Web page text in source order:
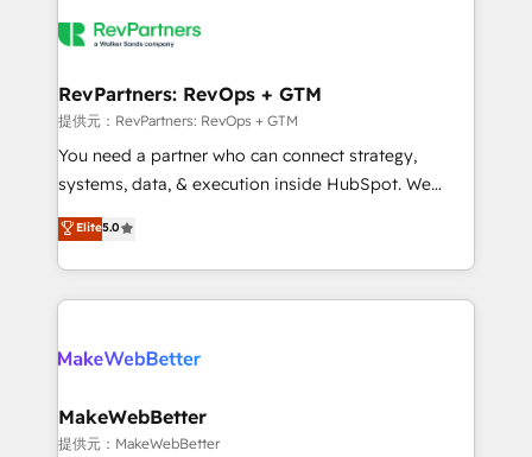
winning design to build scalable, globally
marketing campaigns, & RevOps frameworks that
fuel long-term success We connect the entire
customer lifecycle through seamless integrations,
ensure long-term adoption with change-
and service to drive sustainable growth With 6 key
HubSpot accreditations and experience across
RevPartners: RevOps + GTM
提供元：RevPartners: RevOps + GTM
You need a partner who can connect strategy,
systems, data, & execution inside HubSpot. We
bridge the gap where most agencies fall short by
combining GTM strategy with technical execution to
solve the right problem with the right solution. As the
only firm in the world to hold Elite Partner
clients gain a unique advantage in CRM architecture,
market execution. Why B2B Businesses Choose RP: -
Secure: Soc2 compliant 🛡️ - Pricing: Implementations
Elite5.0
MakeWebBetter
提供元：MakeWebBetter